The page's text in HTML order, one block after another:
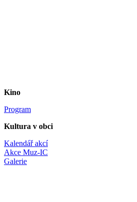
Kino
Program
Kultura v obci
Kalendář akcí
Akce Muz-IC
Galerie